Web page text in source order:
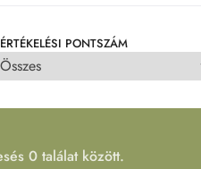
ÉRTÉKELÉSI PONTSZÁM